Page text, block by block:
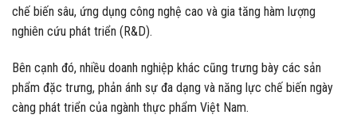
chế biến sâu, ứng dụng công nghệ cao và gia tăng hàm lượng
nghiên cứu phát triển (R&D).
Bên cạnh đó, nhiều doanh nghiệp khác cũng trưng bày các sản
phẩm đặc trưng, phản ánh sự đa dạng và năng lực chế biến ngày
càng phát triển của ngành thực phẩm Việt Nam.